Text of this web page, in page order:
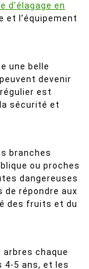
d’élagage en
et l’équipement
une belle
devenir
est
sécurité et
branches
ou proches
dangereuses
de répondre aux
des fruits et du
arbres chaque
4-5 ans, et les